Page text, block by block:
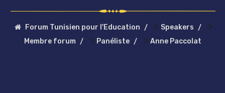
Forum Tunisien pour l'Education > Speakers >
Membre forum > Panéliste > Anne Paccolat